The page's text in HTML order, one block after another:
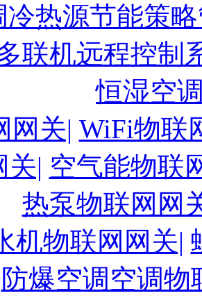
冷热源节能策
联机远程控制
恒湿空
网关| WiFi物联
关| 空气能物联
热泵物联网网
机物联网网关|
防爆空调空调物